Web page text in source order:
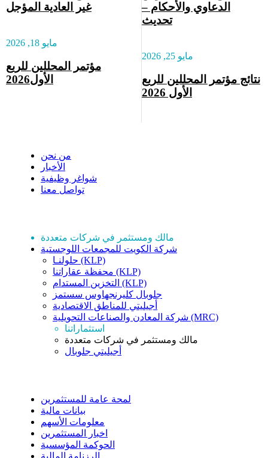
الدعاوي والأحكام –
تحديث
مايو 25, 2026
نتائج مؤتمر المحللين للربع
الأول 2026
غير العادية المؤجل
مايو 18, 2026
مؤتمر المحللين للربع
الأول2026
من نحن
الأخبار
شواغر وظيفية
تواصل معنا
مالك ومستثمر في شركات متعددة
شركة الكويت للمجمعات اللوجستية
حلولنـا (KLP)
محفظة عقاراتنا (KLP)
التخزين المستدام (KLP)
جلوبال كليرنجهاوس سستمز
أجيليتي للمناطق الاقتصادية
شركة المعادن والصناعات التحويلية (MRC)
استثماراتنا
مالك ومستثمر في شركات متعددة
أجيليتي جلوبال
لمحة عامة للمستثمرين
بيانات مالية
معلومات الأسهم
اخبار المستثمرين
الحوكمة المؤسسية
الرزنامة المالية